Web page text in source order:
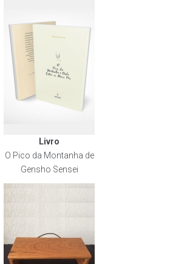
Livro
O Pico da Montanha de
Gensho Sensei